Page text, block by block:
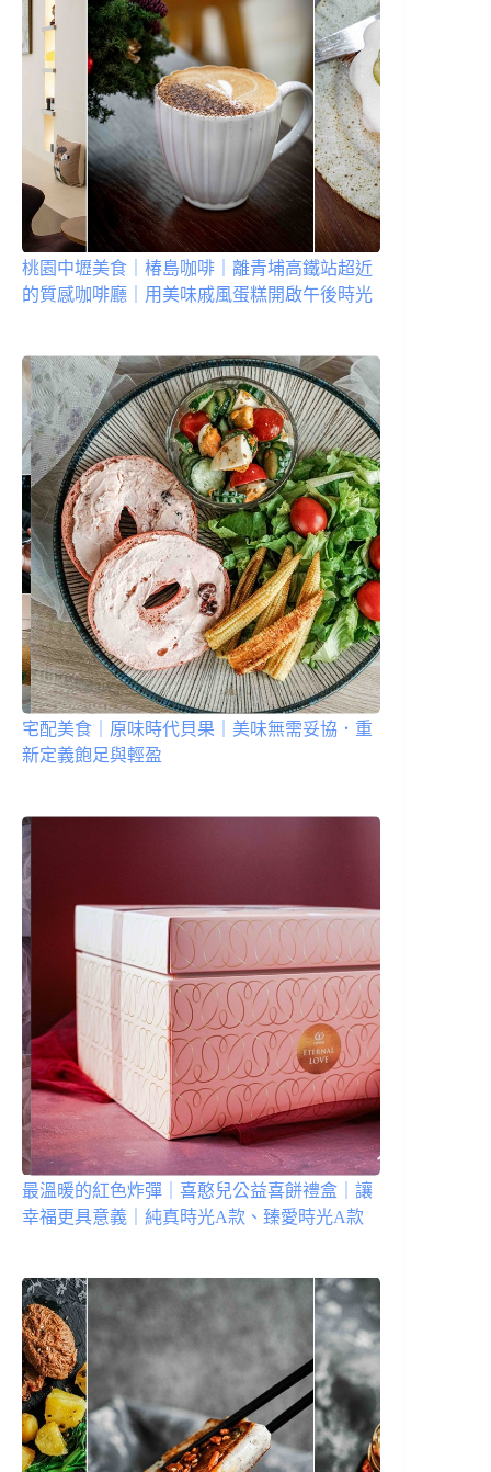
桃園中壢美食｜椿島咖啡｜離青埔高鐵站超近
的質感咖啡廳｜用美味戚風蛋糕開啟午後時光
宅配美食｜原味時代貝果｜美味無需妥協．重
新定義飽足與輕盈
最溫暖的紅色炸彈｜喜憨兒公益喜餅禮盒｜讓
幸福更具意義｜純真時光A款、臻愛時光A款